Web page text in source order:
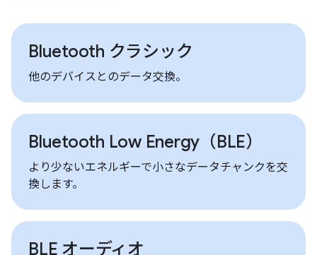
Bluetooth クラシック
他のデバイスとのデータ交換。
Bluetooth Low Energy（BLE）
より少ないエネルギーで小さなデータチャンクを交
換します。
BLE オーディオ